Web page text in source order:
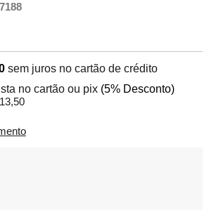
sem juros no cartão de crédito
no cartão ou pix (5% Desconto)